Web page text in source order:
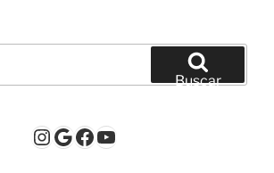
Buscar
Instagram
Google
Facebook
YouTube